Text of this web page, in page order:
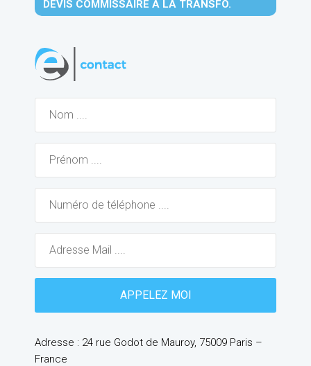
DEVIS COMMISSAIRE À LA TRANSFO.
Adresse : 24 rue Godot de Mauroy, 75009 Paris –
France